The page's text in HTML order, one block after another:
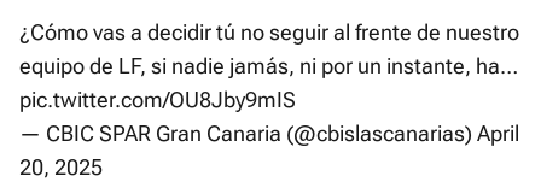
¿Cómo vas a decidir tú no seguir al frente de nuestro
equipo de LF, si nadie jamás, ni por un instante, ha…
pic.twitter.com/OU8Jby9mIS
— CBIC SPAR Gran Canaria (@cbislascanarias) April
20, 2025